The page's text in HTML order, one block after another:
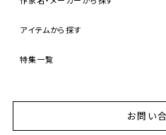
アイテムから探す
特集一覧
お問い